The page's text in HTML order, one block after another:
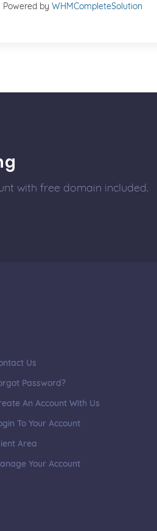
Powered by WHMCompleteSolution
with free domain included.
Us
Password?
An Account With Us
To Your Account
Area
Your Account